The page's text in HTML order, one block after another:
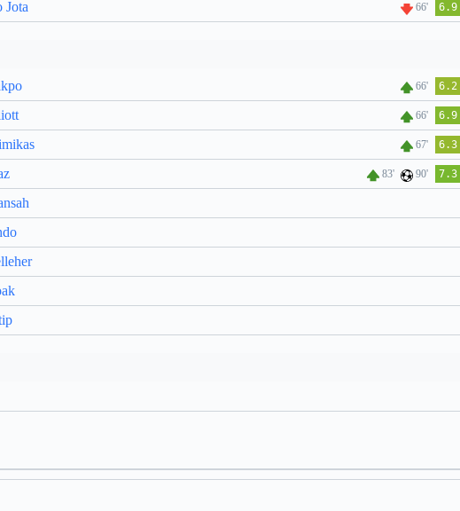
Jota 66' 6.9
66' 6.2
66' 6.9
67' 6.3
83' 90' 7.3